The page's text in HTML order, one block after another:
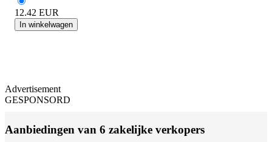
12.42 EUR
In winkelwagen
Advertisement
GESPONSORD
Aanbiedingen van 6 zakelijke verkopers